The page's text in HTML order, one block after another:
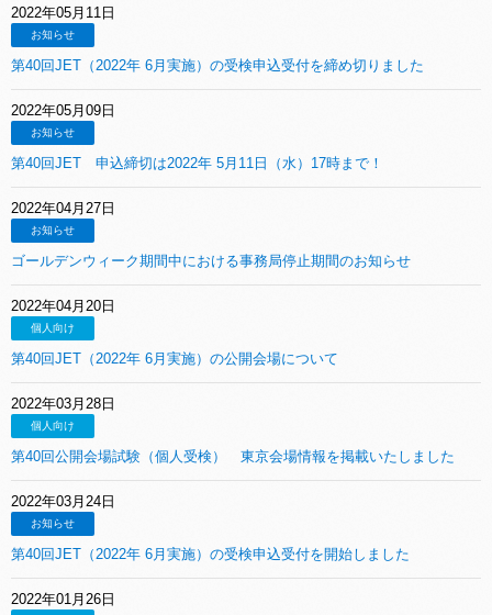
2022年05月11日
お知らせ
第40回JET（2022年 6月実施）の受検申込受付を締め切りました
2022年05月09日
お知らせ
第40回JET 申込締切は2022年 5月11日（水）17時まで！
2022年04月27日
お知らせ
ゴールデンウィーク期間中における事務局停止期間のお知らせ
2022年04月20日
個人向け
第40回JET（2022年 6月実施）の公開会場について
2022年03月28日
個人向け
第40回公開会場試験（個人受検） 東京会場情報を掲載いたしました
2022年03月24日
お知らせ
第40回JET（2022年 6月実施）の受検申込受付を開始しました
2022年01月26日